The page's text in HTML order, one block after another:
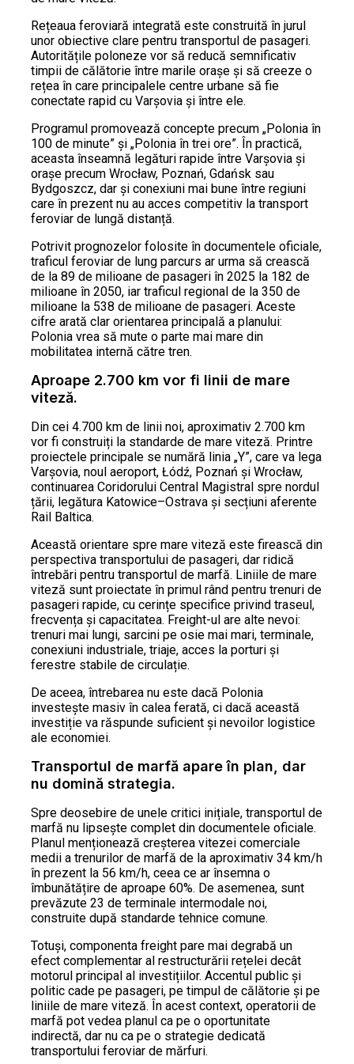
Rețeaua feroviară integrată este construită în jurul
unor obiective clare pentru transportul de pasageri.
Autoritățile poloneze vor să reducă semnificativ
timpii de călătorie între marile orașe și să creeze o
rețea în care principalele centre urbane să fie
conectate rapid cu Varșovia și între ele.
Programul promovează concepte precum „Polonia în
100 de minute” și „Polonia în trei ore”. În practică,
aceasta înseamnă legături rapide între Varșovia și
orașe precum Wrocław, Poznań, Gdańsk sau
Bydgoszcz, dar și conexiuni mai bune între regiuni
care în prezent nu au acces competitiv la transport
feroviar de lungă distanță.
Potrivit prognozelor folosite în documentele oficiale,
traficul feroviar de lung parcurs ar urma să crească
de la 89 de milioane de pasageri în 2025 la 182 de
milioane în 2050, iar traficul regional de la 350 de
milioane la 538 de milioane de pasageri. Aceste
cifre arată clar orientarea principală a planului:
Polonia vrea să mute o parte mai mare din
mobilitatea internă către tren.
Aproape 2.700 km vor fi linii de mare
viteză.
Din cei 4.700 km de linii noi, aproximativ 2.700 km
vor fi construiți la standarde de mare viteză. Printre
proiectele principale se numără linia „Y”, care va lega
Varșovia, noul aeroport, Łódź, Poznań și Wrocław,
continuarea Coridorului Central Magistral spre nordul
țării, legătura Katowice–Ostrava și secțiuni aferente
Rail Baltica.
Această orientare spre mare viteză este firească din
perspectiva transportului de pasageri, dar ridică
întrebări pentru transportul de marfă. Liniile de mare
viteză sunt proiectate în primul rând pentru trenuri de
pasageri rapide, cu cerințe specifice privind traseul,
frecvența și capacitatea. Freight-ul are alte nevoi:
trenuri mai lungi, sarcini pe osie mai mari, terminale,
conexiuni industriale, triaje, acces la porturi și
ferestre stabile de circulație.
De aceea, întrebarea nu este dacă Polonia
investește masiv în calea ferată, ci dacă această
investiție va răspunde suficient și nevoilor logistice
ale economiei.
Transportul de marfă apare în plan, dar
nu domină strategia.
Spre deosebire de unele critici inițiale, transportul de
marfă nu lipsește complet din documentele oficiale.
Planul menționează creșterea vitezei comerciale
medii a trenurilor de marfă de la aproximativ 34 km/h
în prezent la 56 km/h, ceea ce ar însemna o
îmbunătățire de aproape 60%. De asemenea, sunt
prevăzute 23 de terminale intermodale noi,
construite după standarde tehnice comune.
Totuși, componenta freight pare mai degrabă un
efect complementar al restructurării rețelei decât
motorul principal al investițiilor. Accentul public și
politic cade pe pasageri, pe timpul de călătorie și pe
liniile de mare viteză. În acest context, operatorii de
marfă pot vedea planul ca pe o oportunitate
indirectă, dar nu ca pe o strategie dedicată
transportului feroviar de mărfuri.